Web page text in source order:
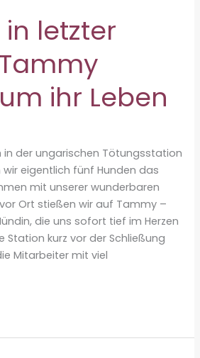
letzter
ihr Leben
in der ungarischen Tötungsstation
eigentlich fünf Hunden das
mit unserer wunderbaren
Ort stießen wir auf Tammy –
die uns sofort tief im Herzen
Station kurz vor der Schließung
Mitarbeiter mit viel